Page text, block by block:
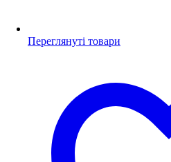
Переглянуті товари